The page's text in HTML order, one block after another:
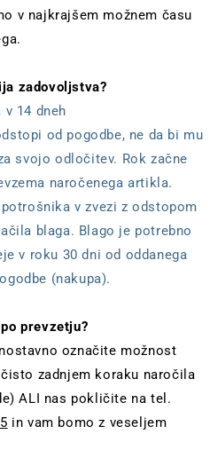
v najkrajšem možnem času
zadovoljstva?
14 dneh
od pogodbe, ne da bi mu
svojo odločitev. Rok začne
naročenega artikla.
v zvezi z odstopom
blaga. Blago je potrebno
v roku 30 dni od oddanega
(nakupa).
prevzetju?
označite možnost
zadnjem koraku naročila
ALI nas pokličite na tel.
in vam bomo z veseljem